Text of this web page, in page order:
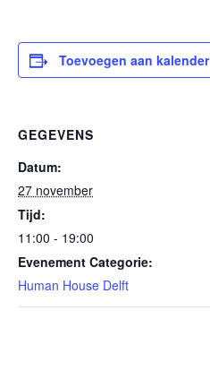
Toevoegen aan kalender
GEGEVENS
Datum:
27 november
Tijd:
11:00 - 19:00
Evenement Categorie:
Human House Delft